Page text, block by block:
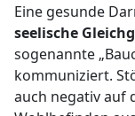
Eine gesunde
seelische
sogenannte
kommuniziert.
auch negativ auf